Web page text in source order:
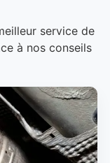
service de
à nos conseils